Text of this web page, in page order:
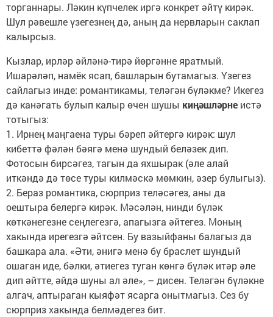
торганнары. Ләкин күпчелек иргә конкрет әйтү кирәк.
Шул рәвешле үзегезнең дә, аның да нервларын саклап
калырсыз.
Кызлар, ирләр әйләнә-тирә йөргәнне яратмый.
Ишарәләп, намёк ясап, башларын бутамагыз. Үзегез
сайлагыз инде: романтикамы, теләгән бүләкме? Икегез
дә канәгать булып калыр өчен шушы киңәшләрне истә
тотыгыз:
1. Ирнең маңгаена туры бәреп әйтергә кирәк: шул
кибеттә фәлән бәягә менә шундый беләзек дип.
Фотосын бирсәгез, тагын да яхшырак (әле алай
иткәндә дә төсе туры килмәскә мөмкин, әзер булыгыз).
2. Бераз романтика, сюрприз теләсәгез, аны да
оештыра белергә кирәк. Мәсәлән, нинди бүләк
көткәнегезне сеңлегезгә, апагызга әйтегез. Моның
хакында ирегезгә әйтсен. Бу вазыйфаны балагыз да
башкара ала. «Әти, әнигә менә бу браслет шундый
ошаган иде, бәлки, әтиегез туган көнгә бүләк итәр әле
дип әйтте, әйдә шуны ал әле», – дисен. Теләгән бүләкне
алгач, аптыраган кыяфәт ясарга онытмагыз. Сез бу
сюрприз хакында белмәдегез бит.